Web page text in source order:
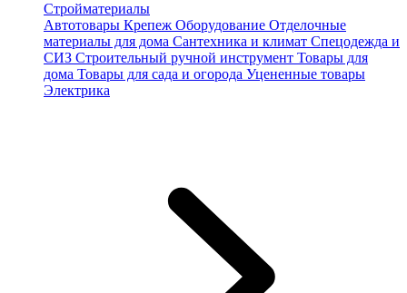
Стройматериалы
Автотовары Крепеж Оборудование Отделочные
материалы для дома Сантехника и климат Спецодежда и
СИЗ Строительный ручной инструмент Товары для
дома Товары для сада и огорода Уцененные товары
Электрика